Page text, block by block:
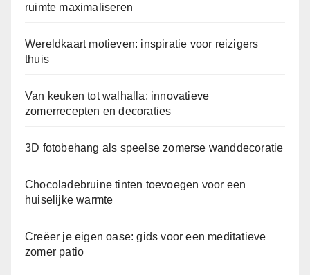
ruimte maximaliseren
Wereldkaart motieven: inspiratie voor reizigers
thuis
Van keuken tot walhalla: innovatieve
zomerrecepten en decoraties
3D fotobehang als speelse zomerse wanddecoratie
Chocoladebruine tinten toevoegen voor een
huiselijke warmte
Creëer je eigen oase: gids voor een meditatieve
zomer patio